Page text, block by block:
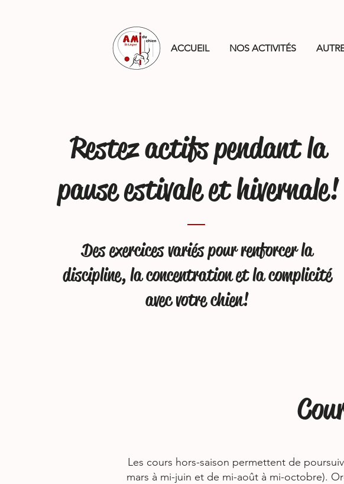
ACCUEIL NOS ACTIVITÉS
Restez actifs pendant la
pause estivale et hivernale!
Des exercices variés pour renforcer la
discipline, la concentration et la complicité
avec votre chien!
Les cours hors-saison permettent de
mars à mi-juin et de mi-août à mi-octobre).